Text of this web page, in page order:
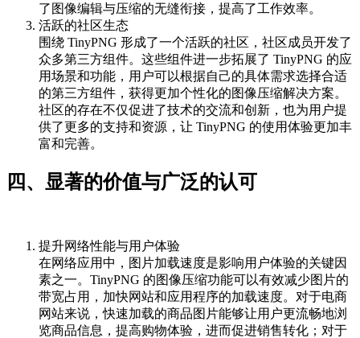
了图像编辑与压缩的无缝衔接，提高了工作效率。
活跃的社区生态
围绕 TinyPNG 形成了一个活跃的社区，社区成员开发了
众多第三方组件。这些组件进一步拓展了 TinyPNG 的应
用场景和功能，用户可以根据自己的具体需求选择合适
的第三方组件，获得更加个性化的图像压缩解决方案。
社区的存在不仅促进了技术的交流和创新，也为用户提
供了更多的支持和资源，让 TinyPNG 的使用体验更加丰
富和完善。
四、显著的价值与广泛的认可
提升网络性能与用户体验
在网络应用中，图片加载速度是影响用户体验的关键因
素之一。TinyPNG 的图像压缩功能可以有效减少图片的
带宽占用，加快网站和应用程序的加载速度。对于电商
网站来说，快速加载的商品图片能够让用户更流畅地浏
览商品信息，提高购物体验，进而促进销售转化；对于